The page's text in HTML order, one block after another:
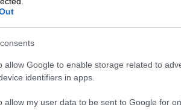
allow Google to enable storage related to
identifiers in apps.
allow my user data to be sent to Google for